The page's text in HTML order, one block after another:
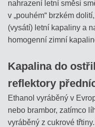
nahrazení letní směsi
v „pouhém“ brzkém
(vysátí) letní kapaliny a
homogenní zimní
Kapalina do
reflektory
Ethanol vyráběný v
nebo brambor, zatímco
vyráběný z cukrové